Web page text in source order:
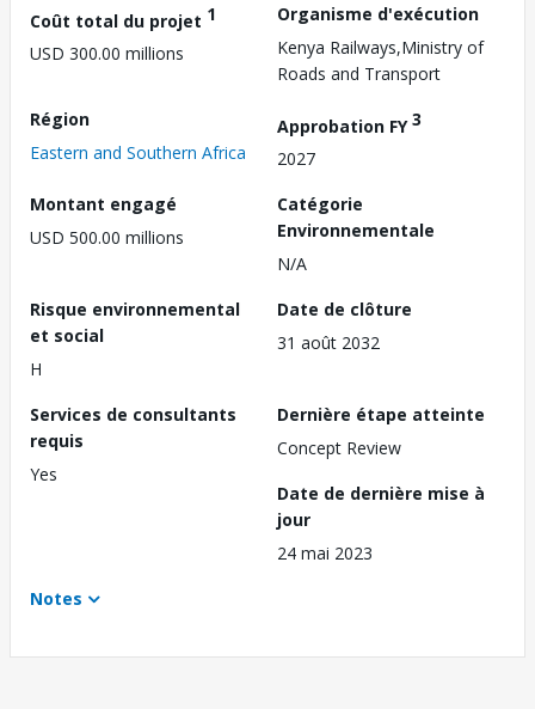
Coût total du projet 1
USD 300.00 millions
Organisme d'exécution
Kenya Railways,Ministry of
Roads and Transport
Région
Eastern and Southern Africa
Approbation FY3
2027
Montant engagé
USD 500.00 millions
Catégorie
Environnementale
N/A
Risque environnemental
et social
H
Date de clôture
31 août 2032
Services de consultants
requis
Yes
Dernière étape atteinte
Concept Review
Date de dernière mise à
jour
24 mai 2023
Notes